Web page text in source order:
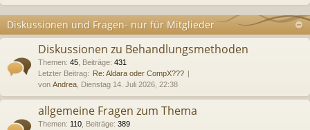
Diskussionen und Fragen- nur für Mitglieder
Diskussionen zu Behandlungsmethoden
Themen: 45 Beiträge: 431
Letzter Beitrag: Re: Aldara oder CompX???
von Andrea , Dienstag 14. Juli 2026, 22:38
allgemeine Fragen zum Thema
Themen: 110 Beiträge: 389